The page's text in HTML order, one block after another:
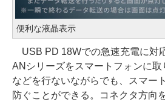
便利な液晶表示
USB PD 18Wでの急速充電に対
ANシリーズをスマートフォンに
などを行ないながらでも、スマー
防ぐことができる。コネクタ方向